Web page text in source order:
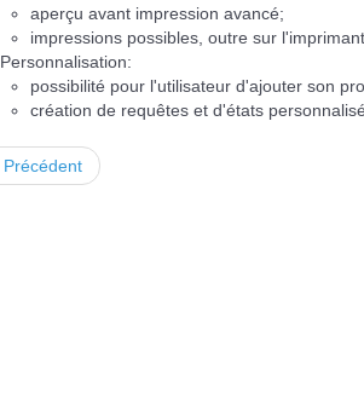
aperçu avant impression avancé;
impressions possibles, outre sur
Personnalisation:
possibilité pour l'utilisateur d'ajouter son
création de requêtes et d'états
Précédent